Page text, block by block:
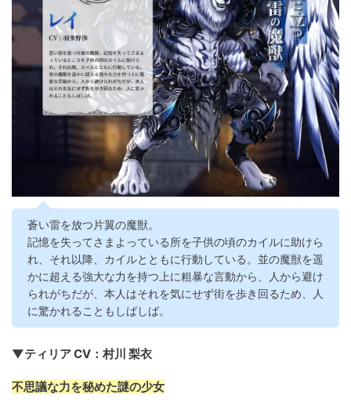
蒼い雷を放つ片翼の魔獣。
記憶を失ってさまよっている所を子供の頃のカイルに助けら
れ、それ以降、カイルとともに行動している。並の魔獣を遥
かに超える強大な力を持つ上に粗暴な言動から、人から避け
られがちだが、本人はそれを気にせず街を歩き回るため、人
に驚かれることもしばしば。
▼ティリア CV：村川 梨衣
不思議な力を秘めた謎の少女